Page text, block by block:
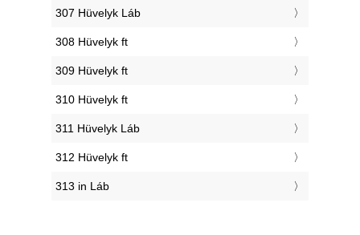
307 Hüvelyk Láb
308 Hüvelyk ft
309 Hüvelyk ft
310 Hüvelyk ft
311 Hüvelyk Láb
312 Hüvelyk ft
313 in Láb